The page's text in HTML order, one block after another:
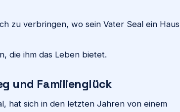
zu verbringen, wo sein Vater Seal ein Haus
die ihm das Leben bietet.
und Familienglück
hat sich in den letzten Jahren von einem